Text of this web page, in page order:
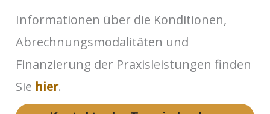
Informationen über die Konditionen,
Abrechnungsmodalitäten und
Finanzierung der Praxisleistungen finden
Sie hier.